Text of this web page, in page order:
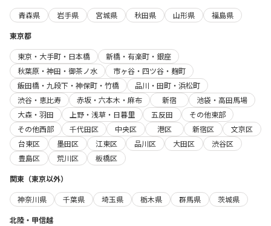
青森県
岩手県 宮城県 秋田県 山形県
福島県
東京都
東京・大手町・日本橋
新橋・有楽町・銀座
秋葉原・神田・御茶ノ水
市ヶ谷・四ツ谷・麹町
飯田橋・九段下・神保町・竹橋
品川・田町・浜松町
渋谷・恵比寿
赤坂・六本木・麻布 新宿
池袋・高田馬場
大森・羽田
上野・浅草・日暮里 五反田
その他東部
その他西部
千代田区 中央区 港区 新宿区
文京区
台東区
墨田区 江東区 品川区 大田区
渋谷区
豊島区
荒川区
板橋区
関東（東京以外）
神奈川県
千葉県 埼玉県 栃木県 群馬県
茨城県
北陸・甲信越